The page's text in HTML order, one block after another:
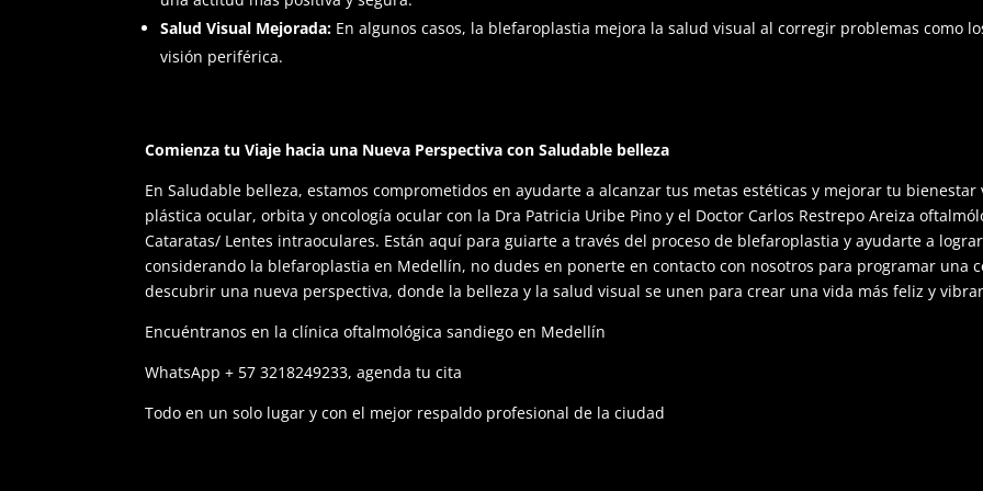
Salud Visual Mejorada: En algunos casos, la blefaroplastia mejora la salud visual al corregir problemas como
visión periférica.
Comienza tu Viaje hacia una Nueva Perspectiva con Saludable belleza
En Saludable belleza, estamos comprometidos en ayudarte a alcanzar tus metas estéticas y mejorar tu
plástica ocular, orbita y oncología ocular con la Dra Patricia Uribe Pino y el Doctor Carlos Restrepo Areiza
Cataratas/ Lentes intraoculares. Están aquí para guiarte a través del proceso de blefaroplastia y ayudarte a
considerando la blefaroplastia en Medellín, no dudes en ponerte en contacto con nosotros para programar una
descubrir una nueva perspectiva, donde la belleza y la salud visual se unen para crear una vida más feliz y
Encuéntranos en la clínica oftalmológica sandiego en Medellín
WhatsApp + 57 3218249233, agenda tu cita
Todo en un solo lugar y con el mejor respaldo profesional de la ciudad